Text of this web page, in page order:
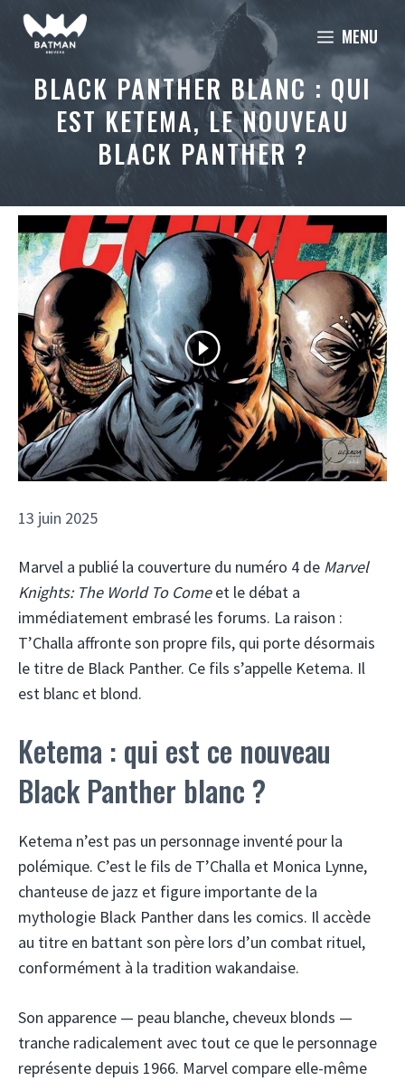
Aller
MENU
BLACK PANTHER BLANC : QUI
EST KETEMA, LE NOUVEAU
BLACK PANTHER ?
13 juin 2025
Marvel a publié la couverture du numéro 4 de Marvel
Knights: The World To Comeet le débat a
immédiatement embrasé les forums. La raison :
T’Challa affronte son propre fils, qui porte désormais
le titre de Black Panther. Ce fils s’appelle Ketema. Il
est blanc et blond.
Ketema : qui est ce nouveau
Black Panther blanc ?
Ketema n’est pas un personnage inventé pour la
polémique. C’est le fils de T’Challa et Monica Lynne,
chanteuse de jazz et figure importante de la
mythologie Black Panther dans les comics. Il accède
au titre en battant son père lors d’un combat rituel,
conformément à la tradition wakandaise.
Son apparence — peau blanche, cheveux blonds —
tranche radicalement avec tout ce que le personnage
représente depuis 1966. Marvel compare elle-même